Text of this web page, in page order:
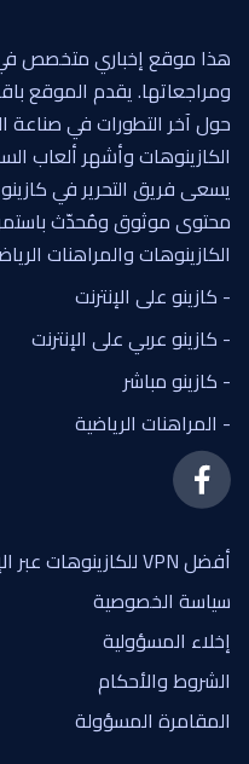
هذا موقع إخباري متخصص في
ومراجعاتها. يقدم الموقع
حول آخر التطورات في صناعة
الكازينوهات وأشهر ألعاب
يسعى فريق التحرير في كازينو
محتوى موثوق ومُحدّث
الكازينوهات والمراهنات
- كازينو على الإنترنت
- كازينو عربي على الإنترنت
- كازينو مباشر
- المراهنات الرياضية
أفضل VPN للكازينوهات عبر الإنترنت
سياسة الخصوصية
إخلاء المسؤولية
الشروط والأحكام
المقامرة المسؤولة